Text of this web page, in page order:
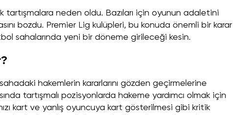
tartışmalara neden oldu. Bazıları için oyunun adaletini
bozdu. Premier Lig kulüpleri, bu konuda önemli bir karar
sahalarında yeni bir döneme girileceği kesin.
hakemlerin kararlarını gözden geçirmelerine
tartışmalı pozisyonlarda hakeme yardımcı olmak için
kart ve yanlış oyuncuya kart gösterilmesi gibi kritik